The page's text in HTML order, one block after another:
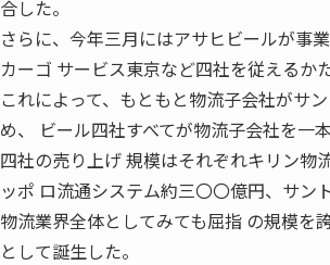
合した。
さらに、今年三月にはアサヒビールが事
カーゴ サービス東京など四社を従えるか
これによって、もともと物流子会社がサ
め、 ビール四社すべてが物流子会社を一
四社の売り上げ 規模はそれぞれキリン物
ッポ ロ流通システム約三〇〇億円、サン
物流業界全体としてみても屈指 の規模を
として誕生した。